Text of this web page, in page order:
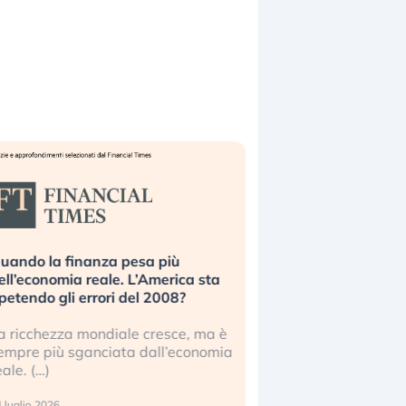
finanza pesa più
reale. L’America sta
gli errori del 2008?
mondiale cresce, ma è
sganciata dall’economia
Starlink. Gli investitori
Gli investitori tech
ignorare il rischio